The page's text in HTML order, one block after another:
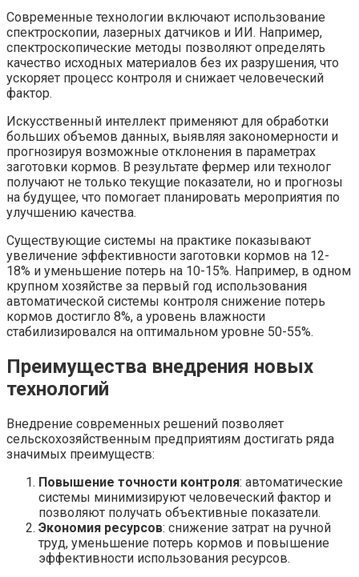
Современные технологии включают использование
спектроскопии, лазерных датчиков и ИИ. Например,
спектроскопические методы позволяют определять
качество исходных материалов без их разрушения, что
ускоряет процесс контроля и снижает человеческий
фактор.
Искусственный интеллект применяют для обработки
больших объемов данных, выявляя закономерности и
прогнозируя возможные отклонения в параметрах
заготовки кормов. В результате фермер или технолог
получают не только текущие показатели, но и прогнозы
на будущее, что помогает планировать мероприятия по
улучшению качества.
Существующие системы на практике показывают
увеличение эффективности заготовки кормов на 12-
18% и уменьшение потерь на 10-15%. Например, в одном
крупном хозяйстве за первый год использования
автоматической системы контроля снижение потерь
кормов достигло 8%, а уровень влажности
стабилизировался на оптимальном уровне 50-55%.
Преимущества внедрения новых
технологий
Внедрение современных решений позволяет
сельскохозяйственным предприятиям достигать ряда
значимых преимуществ:
Повышение точности контроля: автоматические
системы минимизируют человеческий фактор и
позволяют получать объективные показатели.
Экономия ресурсов: снижение затрат на ручной
труд, уменьшение потерь кормов и повышение
эффективности использования ресурсов.